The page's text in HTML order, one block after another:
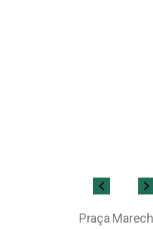
Praça